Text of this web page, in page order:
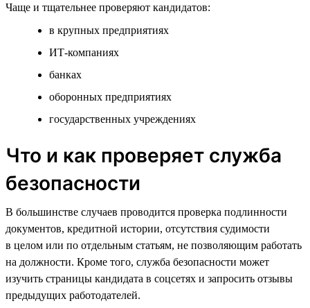
Чаще и тщательнее проверяют кандидатов:
в крупных предприятиях
ИТ-компаниях
банках
оборонных предприятиях
государственных учреждениях
Что и как проверяет служба
безопасности
В большинстве случаев проводится проверка подлинности
документов, кредитной истории, отсутствия судимости
в целом или по отдельным статьям, не позволяющим работать
на должности. Кроме того, служба безопасности может
изучить страницы кандидата в соцсетях и запросить отзывы
предыдущих работодателей.